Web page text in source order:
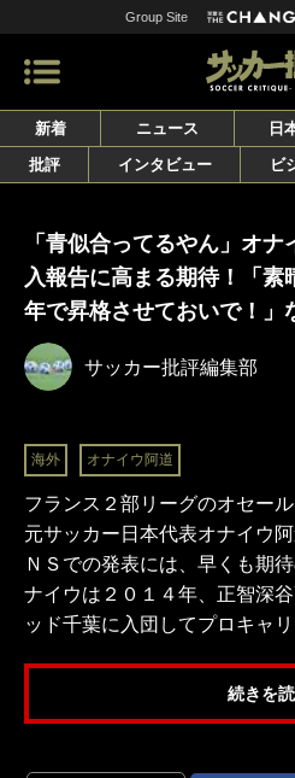
Group Site
新着 ニュース 日
批評
インタビュー ビ
「青似合ってるやん」オ
入報告に高まる期待！「素
年で昇格させておいで！」
サッカー批評編集部
海外 オナイウ阿道
フランス２部リーグのオセー
元サッカー日本代表オナイウ
ＮＳでの発表には、早くも期
ナイウは２０１４年、正智深
ッド千葉に入団してプロキャ
続きを